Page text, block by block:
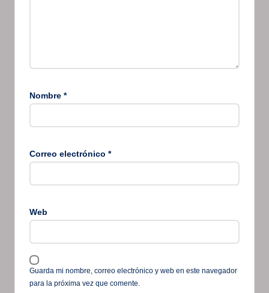
Nombre *
Correo electrónico *
Web
Guarda mi nombre, correo electrónico y web en este navegador
para la próxima vez que comente.